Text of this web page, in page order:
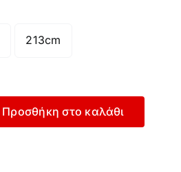
213cm
Προσθήκη στο καλάθι